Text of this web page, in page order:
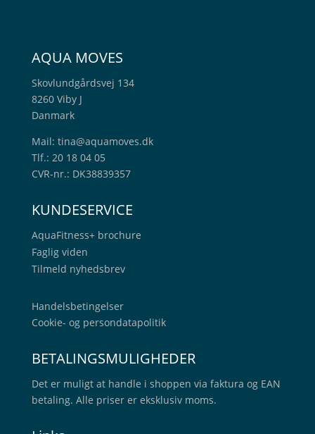
AQUA MOVES
Skovlundgårdsvej 134
8260 Viby J
Danmark
Mail: tina@aquamoves.dk
Tlf.: 20 18 04 05
CVR-nr.: DK38839357
KUNDESERVICE
AquaFitness+ brochure
Faglig viden
Tilmeld nyhedsbrev
Handelsbetingelser
Cookie- og persondatapolitik
BETALINGSMULIGHEDER
Det er muligt at handle i shoppen via faktura og EAN
betaling. Alle priser er eksklusiv moms.